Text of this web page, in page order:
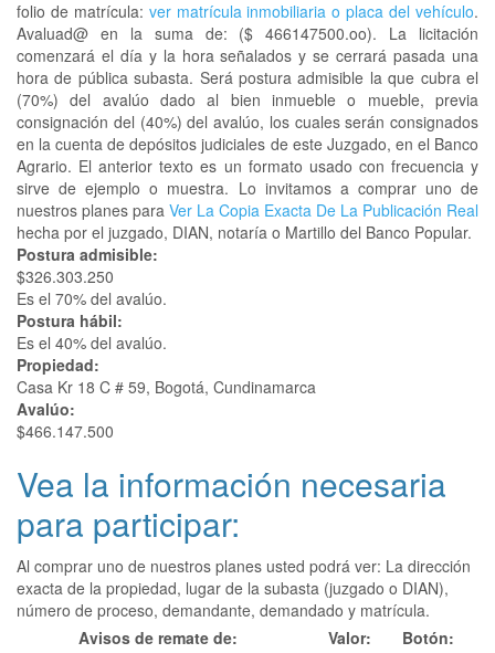
folio de matrícula: ver matrícula inmobiliaria o placa del vehículo.
Avaluad@ en la suma de: ($ 466147500.oo). La licitación
comenzará el día y la hora señalados y se cerrará pasada una
hora de pública subasta. Será postura admisible la que cubra el
(70%) del avalúo dado al bien inmueble o mueble, previa
consignación del (40%) del avalúo, los cuales serán consignados
en la cuenta de depósitos judiciales de este Juzgado, en el Banco
Agrario. El anterior texto es un formato usado con frecuencia y
sirve de ejemplo o muestra. Lo invitamos a comprar uno de
nuestros planes para Ver La Copia Exacta De La Publicación Real
hecha por el juzgado, DIAN, notaría o Martillo del Banco Popular.
Postura admisible:
$326.303.250
Es el 70% del avalúo.
Postura hábil:
Es el 40% del avalúo.
Propiedad:
Casa Kr 18 C # 59, Bogotá, Cundinamarca
Avalúo:
$466.147.500
Vea la información necesaria
para participar:
Al comprar uno de nuestros planes usted podrá ver: La dirección
exacta de la propiedad, lugar de la subasta (juzgado o DIAN),
número de proceso, demandante, demandado y matrícula.
Avisos de remate de:
Valor:
Botón: